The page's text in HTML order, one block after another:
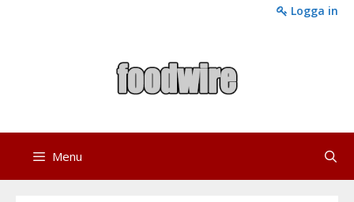
Logga in
Menu